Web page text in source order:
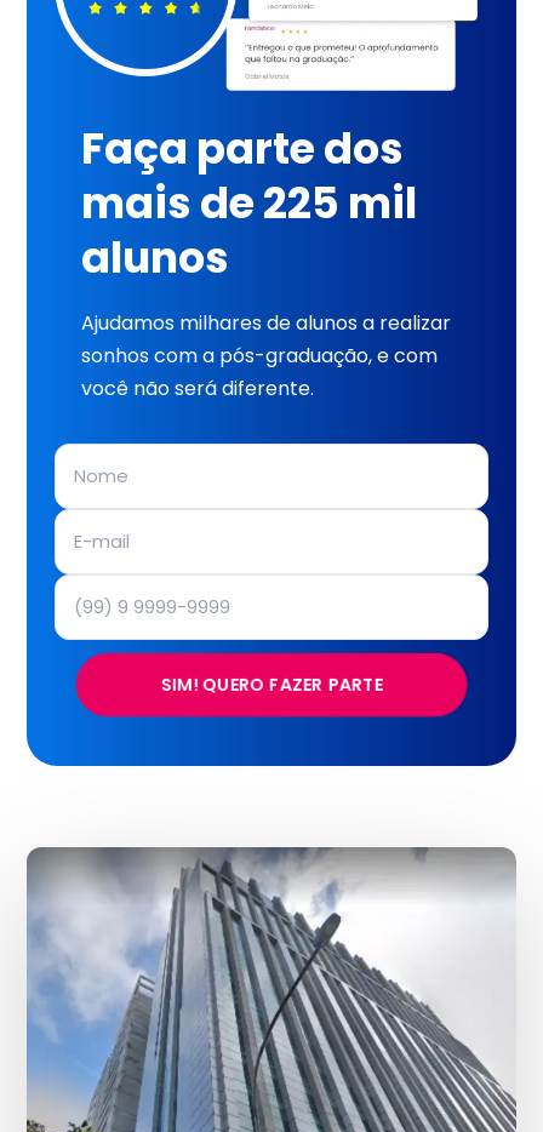
Faça parte dos
mais de 225 mil
alunos
Ajudamos milhares de alunos a realizar
sonhos com a pós-graduação, e com
você não será diferente.
SIM! QUERO FAZER PARTE